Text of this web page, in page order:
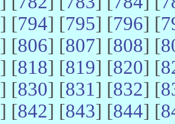
] [794] [795] [796] [
] [806] [807] [808] [
] [818] [819] [820] [
] [830] [831] [832] [
] [842] [843] [844] [